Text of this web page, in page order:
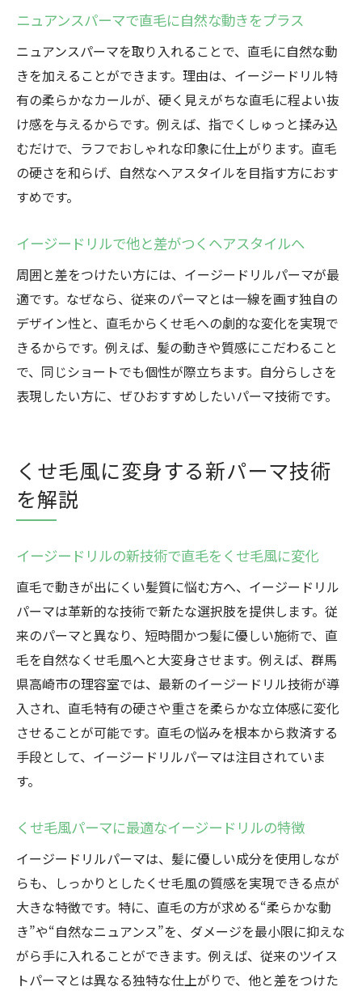
メンズショートに最適な動きの秘訣とは
イージードリルでメンズショートに自然な
動きを
直毛救済で叶う立体的なショートヘアのコ
ツ
ニュアンスパーマで動きある髪型を実現す
る方法
メンズショートに最適なイージードリル施
術事例
イージードリルで朝のセットが簡単に変わ
る理由
ニュアンスパーマで個性を引き出す方法
イージードリルで個性派ショートを楽しむ
ーマ
くせ毛風パーマで印象チェンジを叶える方
法
感
ニュアンスパーマのメンテナンス方法を紹
介
イージードリルで理想の自分に近づく秘訣
イージードリル後のダメージケアポイント
イージードリル後のダメージ対策とケア方
法
直毛救済パーマ後のメンテナンスの極意
イージードリル後の髪を守るケアポイント
くせ毛風をキープするための毎日のケア方
法
イージードリルのダメージを抑える商品選
び
周囲と差がつく直毛救済の新提案を紹介
ニュアンスパーマで直毛に自然な動きをプラス
ニュアンスパーマを取り入れることで、直毛に自然な動
きを加えることができます。理由は、イージードリル特
有の柔らかなカールが、硬く見えがちな直毛に程よい抜
け感を与えるからです。例えば、指でくしゅっと揉み込
むだけで、ラフでおしゃれな印象に仕上がります。直毛
の硬さを和らげ、自然なヘアスタイルを目指す方におす
すめです。
イージードリルで他と差がつくヘアスタイルへ
周囲と差をつけたい方には、イージードリルパーマが最
適です。なぜなら、従来のパーマとは一線を画す独自の
デザイン性と、直毛からくせ毛への劇的な変化を実現で
きるからです。例えば、髪の動きや質感にこだわること
で、同じショートでも個性が際立ちます。自分らしさを
表現したい方に、ぜひおすすめしたいパーマ技術です。
くせ毛風に変身する新パーマ技術
を解説
イージードリルの新技術で直毛をくせ毛風に変化
直毛で動きが出にくい髪質に悩む方へ、イージードリル
パーマは革新的な技術で新たな選択肢を提供します。従
来のパーマと異なり、短時間かつ髪に優しい施術で、直
毛を自然なくせ毛風へと大変身させます。例えば、群馬
県高崎市の理容室では、最新のイージードリル技術が導
入され、直毛特有の硬さや重さを柔らかな立体感に変化
させることが可能です。直毛の悩みを根本から救済する
手段として、イージードリルパーマは注目されていま
す。
くせ毛風パーマに最適なイージードリルの特徴
イージードリルパーマは、髪に優しい成分を使用しなが
らも、しっかりとしたくせ毛風の質感を実現できる点が
大きな特徴です。特に、直毛の方が求める“柔らかな動
き”や“自然なニュアンス”を、ダメージを最小限に抑えな
がら手に入れることができます。例えば、従来のツイス
トパーマとは異なる独特な仕上がりで、他と差をつけた